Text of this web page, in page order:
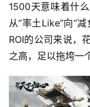
1500天意味着什
从“率土Like”向“
ROI的公司来说，
之高，足以拖垮一